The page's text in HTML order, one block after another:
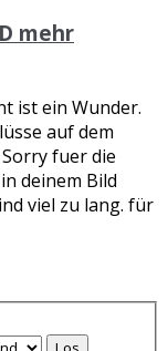
mehr
ist ein Wunder.
auf dem
fuer die
deinem Bild
viel zu lang. für